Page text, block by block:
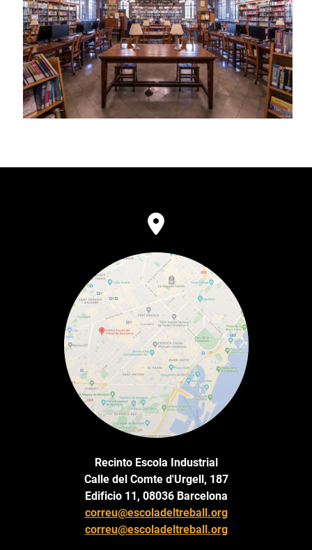
Recinto Escola Industrial
Calle del Comte d'Urgell, 187
Edificio 11, 08036 Barcelona
correu@escoladeltreball.org
correu@escoladeltreball.org